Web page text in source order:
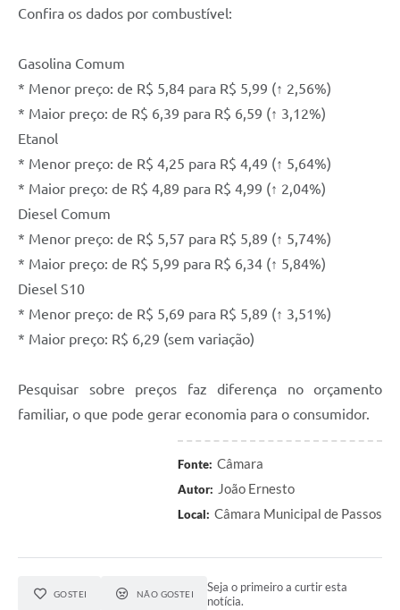
Confira os dados por combustível:
Gasolina Comum
* Menor preço: de R$ 5,84 para R$ 5,99 (↑ 2,56%)
* Maior preço: de R$ 6,39 para R$ 6,59 (↑ 3,12%)
Etanol
* Menor preço: de R$ 4,25 para R$ 4,49 (↑ 5,64%)
* Maior preço: de R$ 4,89 para R$ 4,99 (↑ 2,04%)
Diesel Comum
* Menor preço: de R$ 5,57 para R$ 5,89 (↑ 5,74%)
* Maior preço: de R$ 5,99 para R$ 6,34 (↑ 5,84%)
Diesel S10
* Menor preço: de R$ 5,69 para R$ 5,89 (↑ 3,51%)
* Maior preço: R$ 6,29 (sem variação)
Pesquisar sobre preços faz diferença no orçamento
familiar, o que pode gerar economia para o consumidor.
Fonte: Câmara
Autor: João Ernesto
Local: Câmara Municipal de Passos
GOSTEI NÃO GOSTEI
Seja o primeiro a curtir esta
notícia.